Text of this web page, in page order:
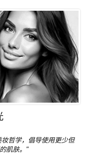
哲学，倡导使用更少但
肌肤。"